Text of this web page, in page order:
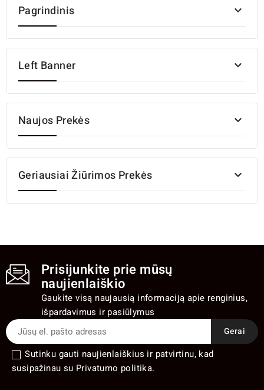
Pagrindinis 
Left Banner 
Naujos Prekės 
Geriausiai Žiūrimos Prekės 
Prisijunkite prie mūsų
naujienlaiškio
Gaukite visą naujausią informaciją apie renginius,
išpardavimus ir pasiūlymus
Sutinku gauti naujienlaiškius ir patvirtinu, kad
susipažinau su Privatumo politika.